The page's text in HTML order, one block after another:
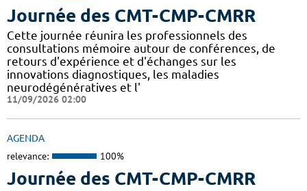
Journée des CMT-CMP-CMRR
Cette journée réunira les professionnels des
consultations mémoire autour de conférences, de
retours d'expérience et d'échanges sur les
innovations diagnostiques, les maladies
neurodégénératives et l'
11/09/2026 02:00
AGENDA
relevance: 100%
Journée des CMT-CMP-CMRR